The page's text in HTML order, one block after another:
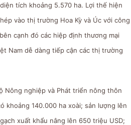
tích khoảng 5.570 ha. Lợi thế hiện
vào thị trường Hoa Kỳ và Úc với công
cạnh đó các hiệp định thương mại
Nam dễ dàng tiếp cận các thị trường
Nông nghiệp và Phát triển nông thôn
khoảng 140.000 ha xoài; sản lượng lên
xuất khẩu nâng lên 650 triệu USD;